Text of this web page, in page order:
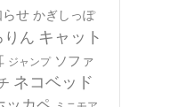
せ かぎしっぽ
りん キャット
ジャンプ ソファ
ネコベッド